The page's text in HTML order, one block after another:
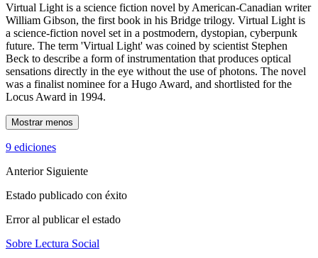
Virtual Light is a science fiction novel by American-Canadian writer
William Gibson, the first book in his Bridge trilogy. Virtual Light is
a science-fiction novel set in a postmodern, dystopian, cyberpunk
future. The term 'Virtual Light' was coined by scientist Stephen
Beck to describe a form of instrumentation that produces optical
sensations directly in the eye without the use of photons. The novel
was a finalist nominee for a Hugo Award, and shortlisted for the
Locus Award in 1994.
Mostrar menos
9 ediciones
Anterior Siguiente
Estado publicado con éxito
Error al publicar el estado
Sobre Lectura Social